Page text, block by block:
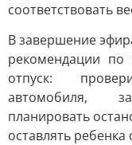
соответствовать
В завершение
рекомендации по
отпуск:
автомобиля,
планировать
оставлять